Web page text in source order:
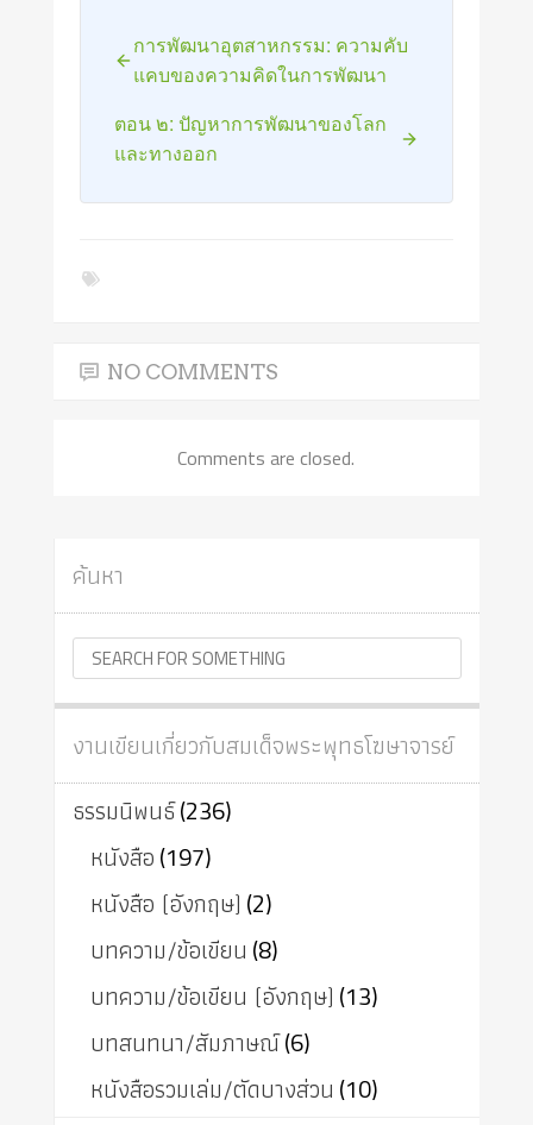
การพัฒนาอุตสาหกรรม: ความคับ
แคบของความคิดในการพัฒนา
ตอน ๒: ปัญหาการพัฒนาของโลก
และทางออก
NO COMMENTS
Comments are closed.
ค้นหา
งานเขียนเกี่ยวกับสมเด็จพระพุทธโฆษาจารย์
ธรรมนิพนธ์(236)
หนังสือ(197)
หนังสือ (อังกฤษ) (2)
บทความ/ข้อเขียน (8)
บทความ/ข้อเขียน (อังกฤษ) (13)
บทสนทนา/สัมภาษณ์(6)
หนังสือรวมเล่ม/ตัดบางส่วน (10)